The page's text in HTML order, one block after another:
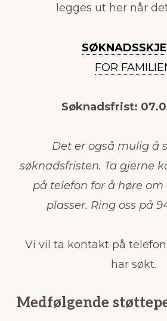
legges ut her når
FOR
Søknadsfrist:
Det er også mulig å
søknadsfristen. Ta gjerne
på telefon for å høre om
plasser. Ring oss på
Vi vil ta kontakt på
har søkt.
Medfølgende